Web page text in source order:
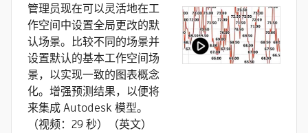
管理员现在可以灵活地在工
作空间中设置全局更改的默
认场景。比较不同的场景并
设置默认的基本工作空间场
景，以实现一致的图表概念
化。增强预测结果，以便将
来集成 Autodesk 模型。
（视频：29 秒）（英文）